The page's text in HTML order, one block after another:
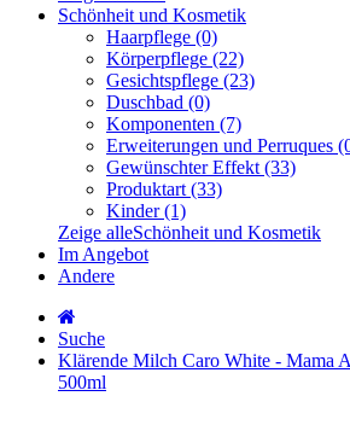
Schönheit und Kosmetik
Haarpflege (0)
Körperpflege (22)
Gesichtspflege (23)
Duschbad (0)
Komponenten (7)
Erweiterungen und Perruques
Gewünschter Effekt (33)
Produktart (33)
Kinder (1)
Zeige alleSchönheit und Kosmetik
Im Angebot
Andere
Suche
Klärende Milch Caro White - Mama
500ml